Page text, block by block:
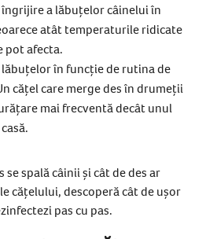
a lăbuțelor câinelui în
atât temperaturile ridicate
pot afecta.
în funcție de rutina de
cățel care merge des în drumeții
mai frecventă decât unul
se spală câinii și cât de des ar
cățelului, descoperă cât de ușor
pas cu pas.